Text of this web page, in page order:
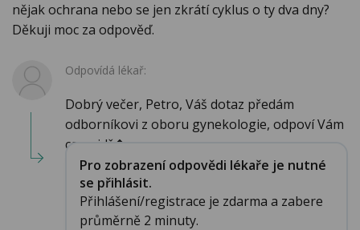
nějak ochrana nebo se jen zkrátí cyklus o ty dva dny?
Děkuji moc za odpověď.
Odpovídá lékař:
Dobrý večer, Petro, Váš dotaz předám
odborníkovi z oboru gynekologie, odpoví Vám
co nejdř�...
Pro zobrazení odpovědi lékaře je nutné
se přihlásit.
Přihlášení/registrace je zdarma a zabere
průměrně 2 minuty.